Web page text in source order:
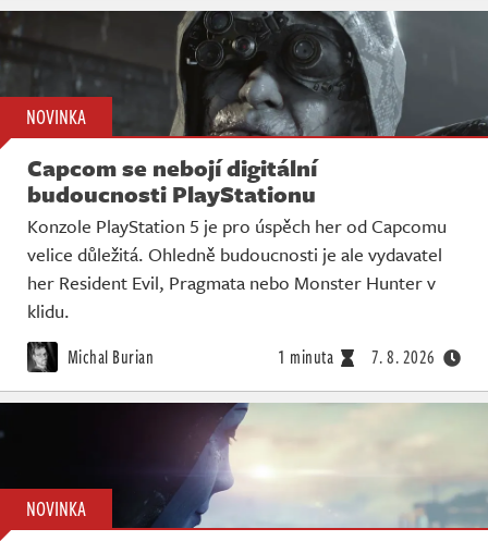
NOVINKA
Capcom se nebojí digitální
budoucnosti PlayStationu
Konzole PlayStation 5 je pro úspěch her od Capcomu
velice důležitá. Ohledně budoucnosti je ale vydavatel
her Resident Evil, Pragmata nebo Monster Hunter v
klidu.
Michal Burian 1 minuta 7. 8. 2026
NOVINKA